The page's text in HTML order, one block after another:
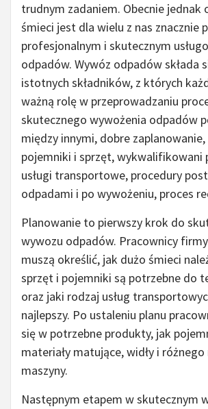
trudnym zadaniem. Obecnie jednak
śmieci jest dla wielu z nas znacznie
profesjonalnym i skutecznym
odpadów. Wywóz odpadów składa
istotnych składników, z których
ważną rolę w przeprowadzaniu
skutecznego wywożenia odpadów
między innymi, dobre zaplanowanie,
pojemniki i sprzęt, wykwalifikowani
usługi transportowe, procedury
odpadami i po wywożeniu, proces
Planowanie to pierwszy krok do
wywozu odpadów. Pracownicy
muszą określić, jak dużo śmieci
sprzęt i pojemniki są potrzebne do
oraz jaki rodzaj usług
najlepszy. Po ustaleniu planu
się w potrzebne produkty, jak
materiały matujące, widły i
maszyny.
Następnym etapem w skutecznym